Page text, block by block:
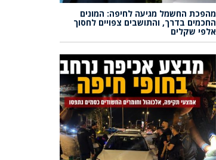
מהפכת החשמל מגיעה לחיפה: המונים
החכמים בדרך, והתושבים צפויים לחסוך
אלפי שקלים